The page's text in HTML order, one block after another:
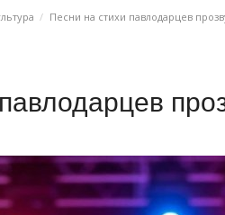
Песни на стихи павлодарцев